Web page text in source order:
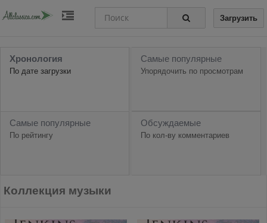
Загрузить
Хронология
По дате загрузки
Самые популярные
Упорядочить по просмотрам
Самые популярные
По рейтингу
Обсуждаемые
По кол-ву комментариев
Коллекция музыки